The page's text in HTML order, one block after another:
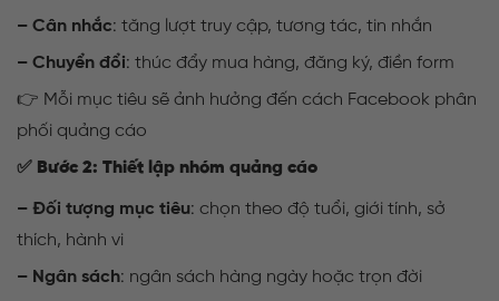
– Cân nhắc: tăng lượt truy cập, tương tác, tin nhắn
– Chuyển đổi: thúc đẩy mua hàng, đăng ký, điền form
👉 Mỗi mục tiêu sẽ ảnh hưởng đến cách Facebook phân
phối quảng cáo
✅ Bước 2: Thiết lập nhóm quảng cáo
– Đối tượng mục tiêu: chọn theo độ tuổi, giới tính, sở
thích, hành vi
– Ngân sách: ngân sách hàng ngày hoặc trọn đời